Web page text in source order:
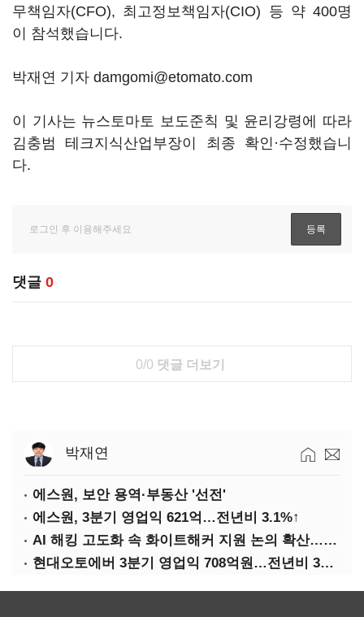
무책임자(CFO), 최고정보책임자(CIO) 등 약 400명
이 참석했습니다.
박재연 기자 damgomi@etomato.com
이 기사는 뉴스토마토 보도준칙 및 윤리강령에 따라
김충범 테크지식산업부장이 최종 확인·수정했습니
다.
댓글 0
0/0 댓글 더보기
박재연
에스원, 보안 용역·부동산 '선전'
에스원, 3분기 영업익 621억…전년비 3.1%↑
AI 해킹 고도화 속 화이트해커 지원 논의 확산…'버그바운티' 재조명
현대오토에버 3분기 영업익 708억원…전년비 34.8%↑